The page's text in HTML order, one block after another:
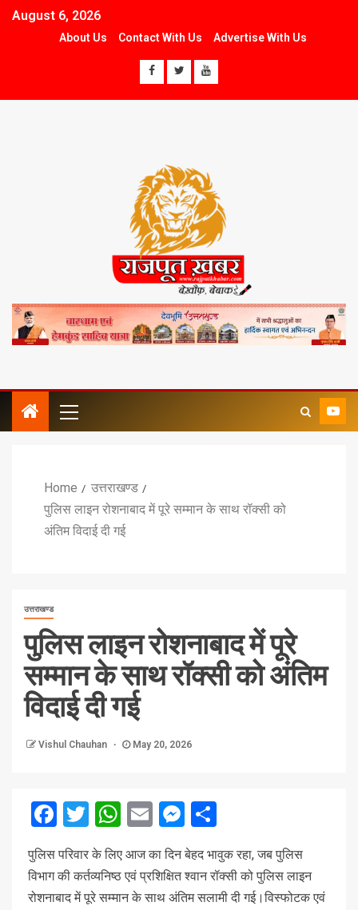
August 6, 2026
About Us Contact With Us Advertise With Us
Home
उत्तराखण्ड
पुलिस लाइन रोशनाबाद में पूरे सम्मान के साथ रॉक्सी को
अंतिम विदाई दी गई
उत्तराखण्ड
पुलिस लाइन रोशनाबाद में पूरे
सम्मान के साथ रॉक्सी को अंतिम
विदाई दी गई
Vishul Chauhan May 20, 2026
Facebook
Twitter
WhatsApp
EmailMessenger
पुलिस परिवार के लिए आज का दिन बेहद भावुक रहा, जब पुलिस
विभाग की कर्तव्यनिष्ठ एवं प्रशिक्षित श्वान रॉक्सी को पुलिस लाइन
रोशनाबाद में पूरे सम्मान के साथ अंतिम सलामी दी गई।विस्फोटक एवं